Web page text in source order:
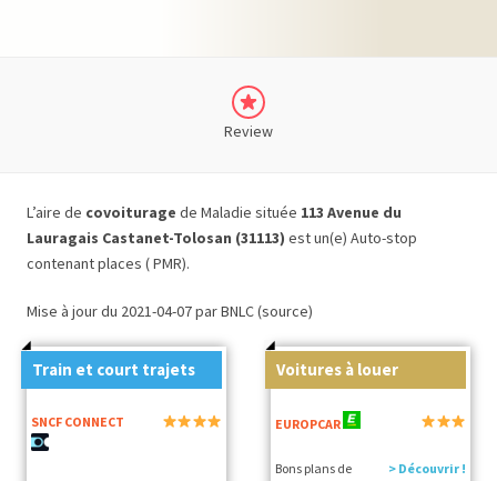
Review
L’aire de covoiturage de Maladie située 113 Avenue du
Lauragais Castanet-Tolosan (31113) est un(e) Auto-stop
contenant places ( PMR).
Mise à jour du 2021-04-07 par BNLC (source)
Train et court trajets
SNCF CONNECT
Voitures à louer
EUROPCAR
Bons plans de
> Découvrir !